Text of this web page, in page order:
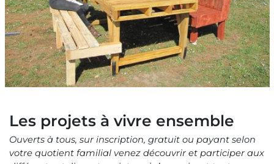
Les projets à vivre ensemble
Ouverts à tous, sur inscription, gratuit ou payant selon
votre quotient familial venez découvrir et participer aux